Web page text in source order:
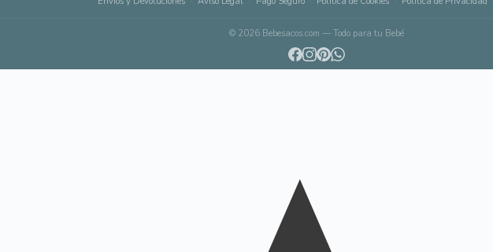
© 2026 Bebesacos.com — Todo para tu Bebé